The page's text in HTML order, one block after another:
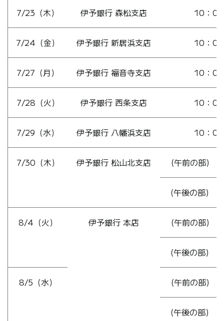
7/23（木） 伊予銀行 森松支店 10：
7/24（金） 伊予銀行 新居浜支店 10：
7/27（月） 伊予銀行 福音寺支店 10：
7/28（火） 伊予銀行 西条支店 10：
7/29（水） 伊予銀行 八幡浜支店 10：
7/30（木） 伊予銀行 松山北支店 (午前の部)
(午後の部)
8/4（火） 伊予銀行 本店 (午前の部)
(午後の部)
8/5（水） (午前の部)
(午後の部)